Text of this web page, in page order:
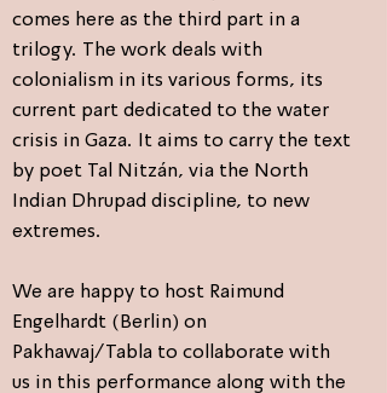
comes here as the third part in a
trilogy. The work deals with
colonialism in its various forms, its
current part dedicated to the water
crisis in Gaza. It aims to carry the text
by poet Tal Nitzán, via the North
Indian Dhrupad discipline, to new
extremes.
We are happy to host Raimund
Engelhardt (Berlin) on
Pakhawaj/Tabla to collaborate with
us in this performance along with the